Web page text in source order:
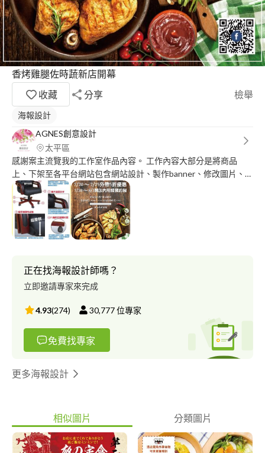
香烤雞腿佐時蔬新店開幕
收藏
分享 檢舉
海報設計
AGNES創意設計
太平區
感謝案主流覽我的工作室作品內容。 工作內容大部分是將商品
上、下架至各平台網站包含網站設計、製作banner、修改圖片、套
圖..等，先前我所從事的是旅遊網電子商務後勤的部份，對於購物
網站的後台以及網頁前台操作與設計我相當熟悉。 曾接手網拍商
品美編設計，目前在Y拍ahoo拍賣、露天、pchome都有服務過拍
賣的店家，設計商品分別為：咖啡周邊食品商品、潮男服飾、辦公
家俱，可依照案主要求設定美編大小與設計風格，設計完稿後交付
謝謝正在找海報設計師嗎？
立即邀請專家來完成
4.93(274) 30,777位專家
免費找專家
更多海報設計
相似圖片 分類圖片